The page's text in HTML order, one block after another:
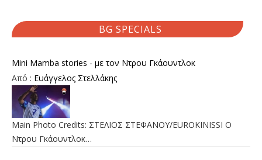
BG SPECIALS
Mini Mamba stories - με τον Ντρου Γκάουντλοκ
Από : Ευάγγελος Στελλάκης
Main Photo Credits: ΣΤΕΛΙΟΣ ΣΤΕΦΑΝΟΥ/EUROKINISSI Ο
Ντρου Γκάουντλοκ…